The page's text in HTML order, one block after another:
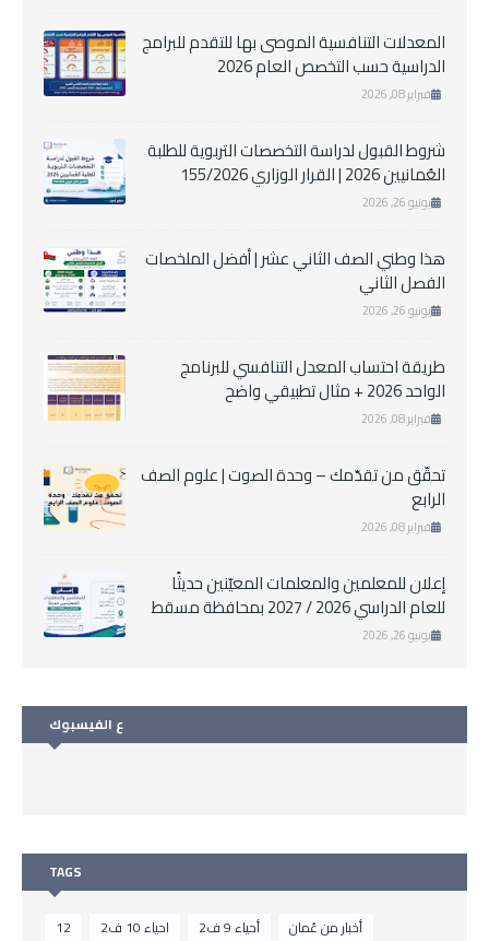
المعدلات التنافسية الموصى بها للتقدم للبرامج
الدراسية حسب التخصص العام 2026
فبراير 08, 2026
شروط القبول لدراسة التخصصات التربوية للطلبة
العُمانيين 2026 | القرار الوزاري 155/2026
يونيو 26, 2026
هذا وطني الصف الثاني عشر | أفضل الملخصات
الفصل الثاني
يونيو 26, 2026
طريقة احتساب المعدل التنافسي للبرنامج
الواحد 2026 + مثال تطبيقي واضح
فبراير 08, 2026
تحقّق من تقدّمك – وحدة الصوت | علوم الصف
الرابع
فبراير 08, 2026
إعلان للمعلمين والمعلمات المعيّنين حديثًا
للعام الدراسي 2026 / 2027 بمحافظة مسقط
يونيو 26, 2026
ع الفيسبوك
TAGS
12 احياء 10 ف2 أحياء 9 ف2
أخبار من عُمان